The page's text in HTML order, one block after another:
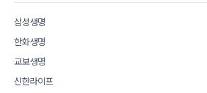
삼성생명
한화생명
교보생명
신한라이프